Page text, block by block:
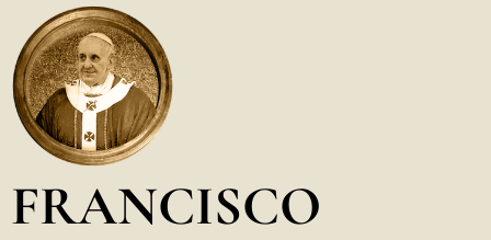
FRANCISCO